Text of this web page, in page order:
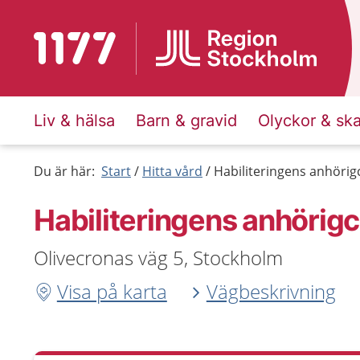
Till startsidan för 1177
Liv & hälsa Barn & gravid Olyckor &
Du är här: Start Hitta vård Habiliteringens
Habiliteringens
Olivecronas väg 5, Stockholm
Visa på karta
Vägbeskrivning